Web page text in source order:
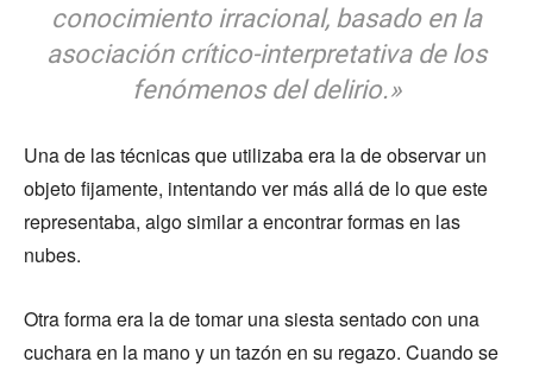
conocimiento irracional, basado en la
asociación crítico-interpretativa de los
fenómenos del delirio.»
Una de las técnicas que utilizaba era la de observar un
objeto fijamente, intentando ver más allá de lo que este
representaba, algo similar a encontrar formas en las
nubes.
Otra forma era la de tomar una siesta sentado con una
cuchara en la mano y un tazón en su regazo. Cuando se